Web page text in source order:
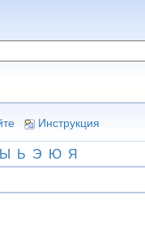
Инструкция
Ы Ь Э Ю Я